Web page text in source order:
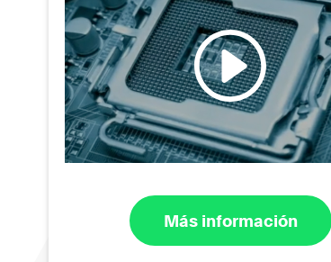
Más información